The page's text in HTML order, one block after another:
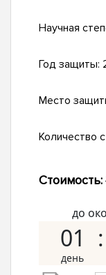
Научная
Год защиты:
Место
Количество
Стоимость:
до
01